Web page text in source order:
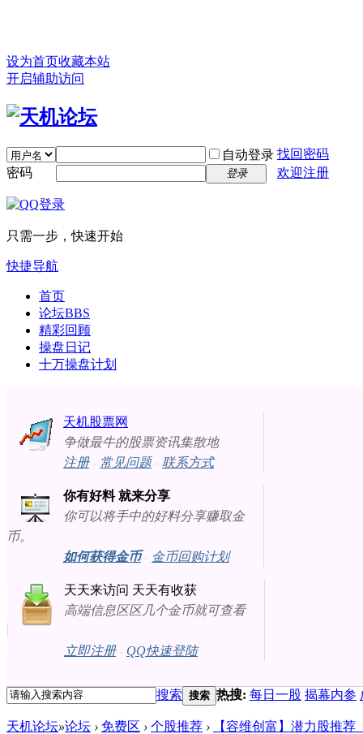
设为首页收藏本站
开启辅助访问
自动登录 找回密码
密码
登录 欢迎注册
只需一步，快速开始
快捷导航
首页
论坛BBS
精彩回顾
操盘日记
十万操盘计划
天机股票网
争做最牛的股票资讯集散地
注册- 常见问题- 联系方式
你有好料 就来分享
你可以将手中的好料分享赚取金
币。
如何获得金币- 金币回购计划
天天来访问 天天有收获
高端信息区区几个金币就可查看
立即注册- QQ快速登陆
搜索 搜索 热搜: 每日一股 揭幕内参
天机论坛»论坛 › 免费区 › 个股推荐 ›
【容维创富】潜力股推荐